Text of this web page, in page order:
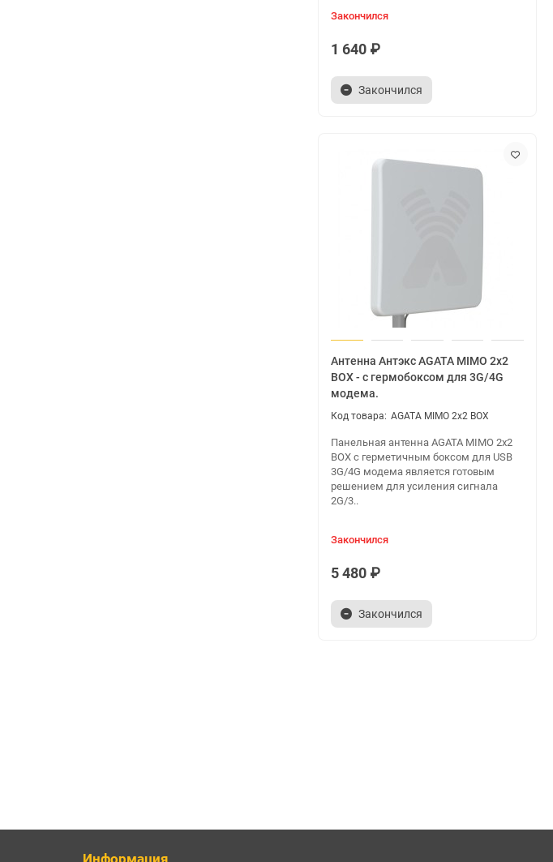
Закончился
1 640 ₽
Закончился
Антенна Антэкс AGATA MIMO 2x2
BOX - с гермобоксом для 3G/4G
модема.
AGATA MIMO 2x2 BOX
Панельная антенна AGATA MIMO 2x2
BOX с герметичным боксом для USB
3G/4G модема является готовым
решением для усиления сигнала
2G/3..
Закончился
5 480 ₽
Закончился
Информация